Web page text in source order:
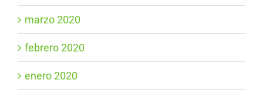
marzo 2020
febrero 2020
enero 2020